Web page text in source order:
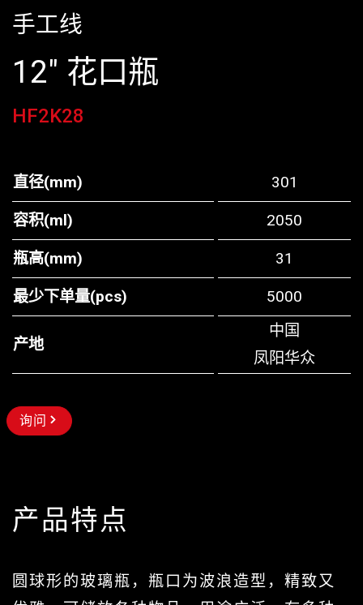
手工线
12" 花口瓶
HF2K28
直径(mm) 301
容积(ml) 2050
瓶高(mm) 31
最少下单量(pcs) 5000
产地
中国
凤阳华众
询问
产品特点
圆球形的玻璃瓶，瓶口为波浪造型，精致又